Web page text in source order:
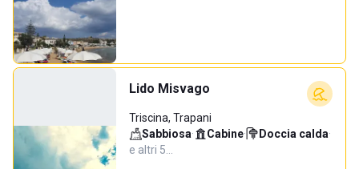
Lido Misvago
Triscina, Trapani
Sabbiosa· Cabine· Doccia calda·
e altri 5…